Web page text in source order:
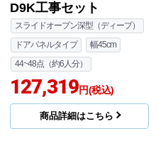
MS8S-KJ
スライドオープン浅型（ミドル）
ドアパネルタイプ
幅60cm
50点以上（約7人分以上）
158,268円(税込)
商品詳細はこちら